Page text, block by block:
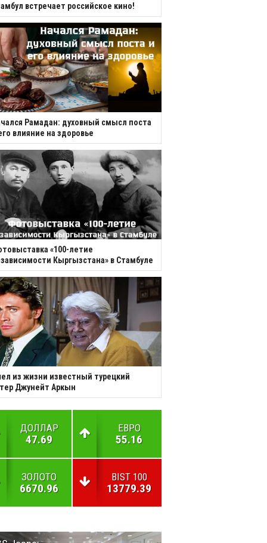
встречает российское кино!
Рамадан: духовный смысл поста
влияние на здоровье
«100-летие
Кыргызстана» в Стамбуле
из жизни известный турецкий
Джунейт Аркын
ДОЛЛАР
47.69
ЕВРО
55.16
ЗОЛОТО
6670.96
BIST 100
13779.39